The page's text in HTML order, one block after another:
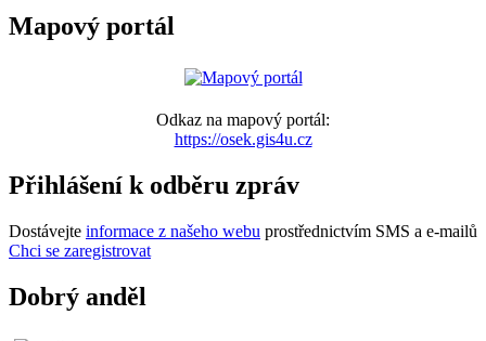
Mapový portál
Odkaz na mapový portál:
https://osek.gis4u.cz
Přihlášení k odběru zpráv
Dostávejte informace z našeho webu prostřednictvím SMS a e-mailů
Chci se zaregistrovat
Dobrý anděl